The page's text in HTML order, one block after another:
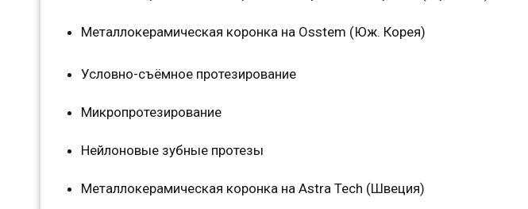
Металлокерамическая коронка на Osstem (Юж. Корея)
Условно-съёмное протезирование
Микропротезирование
Нейлоновые зубные протезы
Металлокерамическая коронка на Astra Tech (Швеция)